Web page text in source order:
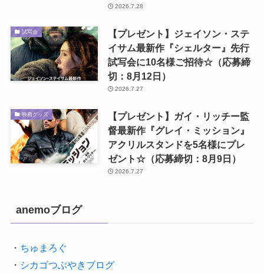
2026.7.28
試写会
【プレゼント】ジェイソン・ステ
イサム最新作『シェルター』先行
試写会に10名様ご招待☆（応募締
切：8月12日）
2026.7.27
映画グッズ
【プレゼント】ガイ・リッチー監
督最新作『グレイ・ミッション』
アクリルスタンドを5名様にプレ
ゼント☆（応募締切：8月9日）
2026.7.27
anemoブログ
・ ちゅまろぐ
・ シカゴつぶやきブログ